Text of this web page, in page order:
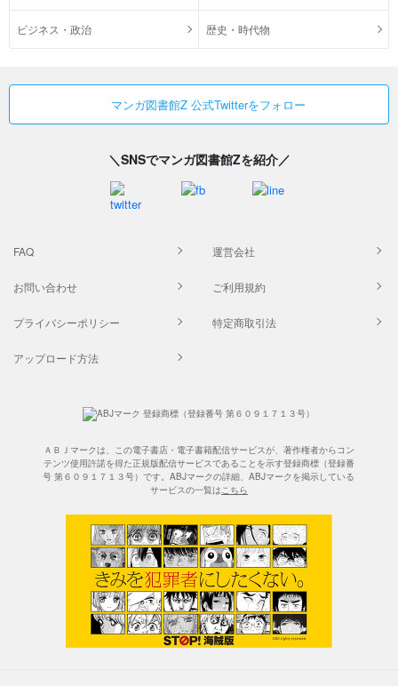
ビジネス・政治 歴史・時代物
マンガ図書館Z 公式Twitterをフォロー
＼SNSでマンガ図書館Zを紹介／
FAQ 運営会社
お問い合わせ ご利用規約
プライバシーポリシー 特定商取引法
アップロード方法
ＡＢＪマークは、この電子書店・電子書籍配信サービスが、著作権者からコン
テンツ使用許諾を得た正規版配信サービスであることを示す登録商標（登録番
号 第６０９１７１３号）です。ABJマークの詳細、ABJマークを掲示している
サービスの一覧はこちら